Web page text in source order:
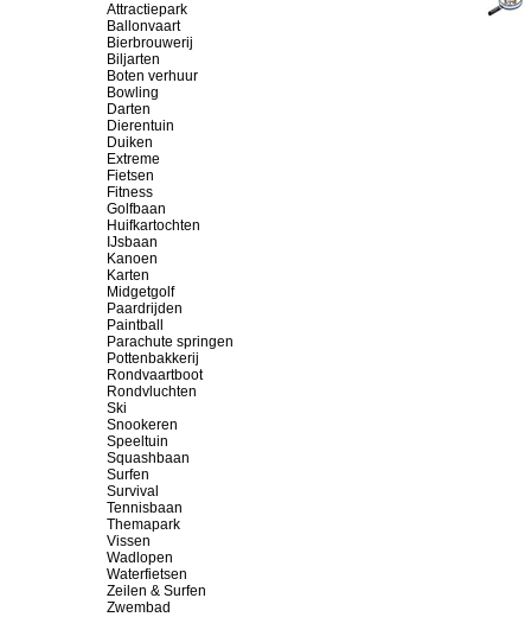
Attractiepark
Ballonvaart
Bierbrouwerij
Biljarten
Boten verhuur
Bowling
Darten
Dierentuin
Duiken
Extreme
Fietsen
Fitness
Golfbaan
Huifkartochten
IJsbaan
Kanoen
Karten
Midgetgolf
Paardrijden
Paintball
Parachute springen
Pottenbakkerij
Rondvaartboot
Rondvluchten
Ski
Snookeren
Speeltuin
Squashbaan
Surfen
Survival
Tennisbaan
Themapark
Vissen
Wadlopen
Waterfietsen
Zeilen & Surfen
Zwembad